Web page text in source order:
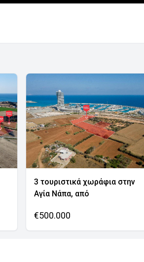
3 τουριστικά χωράφια στην
Αγία Νάπα, από
€500.000